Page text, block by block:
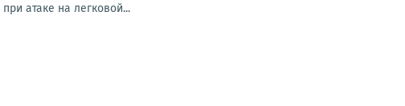
атаке на легковой...